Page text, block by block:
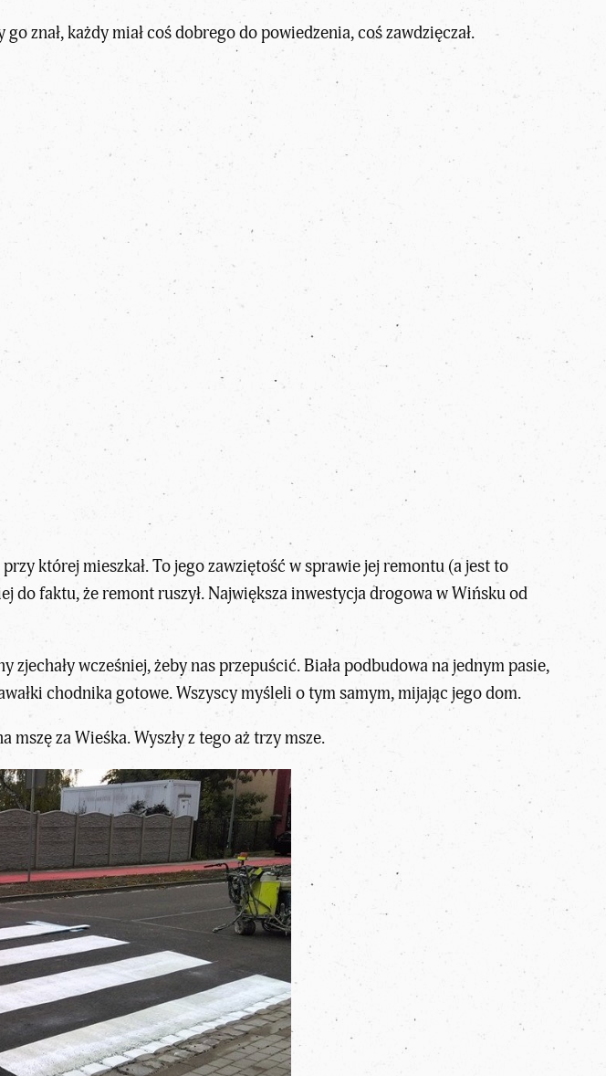
znał, każdy miał coś dobrego do powiedzenia, coś zawdzięczał.
której mieszkał. To jego zawziętość w sprawie jej remontu (a jest to
do faktu, że remont ruszył. Największa inwestycja drogowa w Wińsku od
wcześniej, żeby nas przepuścić. Biała podbudowa na jednym pasie,
chodnika gotowe. Wszyscy myśleli o tym samym, mijając jego dom.
za Wieśka. Wyszły z tego aż trzy msze.